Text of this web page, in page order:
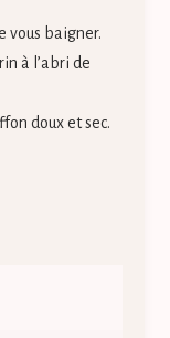
vous baigner.
à l’abri de
doux et sec.